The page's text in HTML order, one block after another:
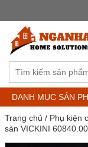
DANH MỤC SẢN
Trang chủ / Phụ kiện
sàn VICKINI